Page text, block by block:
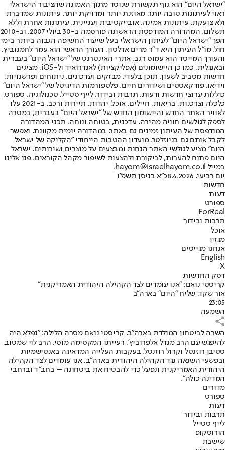
"ישראל היום" הוא גוף תקשורת שנוסד מתוך האמונה שהציבור הישראלי
ראוי לעיתונות טובה יותר, מאוזנת יותר ומדויקת יותר. עיתונות שמדברת
ולא צועקת. עיתונות אמינה, אובייקטיבית ועניינית. עיתונות אחרת וללא
תשלום. המהדורה המודפסת הראשונה פורסמה ב-30 ביולי 2007, וב-2010
הפך "ישראל היום" לעיתון הישראלי בעל שיעור החשיפה הגבוה ביותר בימי
חול. מו"ל העיתון היא ד"ר מרים אדלסון. העורך הראשי הוא עמר לחמנוביץ,
והעורך המייסד הוא עמוס רגב. אתרי האינטרנט של "ישראל היום" בעברית
ובאנגלית, כמו כן היישומונים (אפליקציות) לאנדרואיד ול-iOS, מציגים
חדשות מסביב לשעון, תוכן בלעדי, מבזקים ועדכונים, ניתוחים ופרשנויות,
וידיאו, פודקאסטים ושידורים חיים. פלטפורמות הדיגיטל של "ישראל היום"
כוללות ערוצי חדשות ודעות, תרבות ובידור, לייף סטייל, טכנולוגיה, ספורט,
כלכלה וצרכנות, בריאות, חיילים, אוכל, יהדות, תיירות ורכב. ב-2021 עלו
לאוויר האתר החדש והיישומון החדש של "ישראל היום" בעברית, במטרה
לספק לגולשים חוויה מהירה, עדכנית, בטוחה ונוחה. תכני המהדורה
המודפסת של העיתון זמינים גם באתר, במהדורה יומית מקוונת, ואפשר
לקבל אותם גם בניוזלטר. מועדון ההטבות הייחודי "הקליקה של ישראל
היום" מציע לגולשי האתר הנחות ומבצעים על מוצרים ושירותים. ישראל
היום פתוח להערות, לביקורת ולהצעות לשיפור מקהל הקוראים. פנו אלינו
במייל hayom@israelhayom.co.il.
יום רביעי, 8.4.2026
כ"א בניסן תשפ"ו
חדשות
דעות
ספורט
ForReal
תרבות ובידור
אוכל
מגזין
אנחנו מגייסים
English
X
דסק החדשות
קריסטי נואם: "אנו עומדים לצד הקהילה היהודית האמריקנית"
אור שקד, שליח "היום" בארה"ב
23:05
השמעה
השרה לביטחון המולדת בארה"ב, קריסטי נואם מסרה הלילה: "נפלא היה
להיפגש עם הרב מנדל אלפרוביץ’, רעייתו המקסימה מוסי, הרב לוי שמטוב,
סטיבן רוזנטל וקרול רוזנטל. בעקבות העלייה המדאיגה באנטישמיות
ובפשעי השנאה נגד הקהילה היהודית בארה”ב, אנו עומדים לצד הקהילה
היהודית האמריקנית ונפעל כדי להבטיח את ביטחונה – בחב”ד וברחבי
המדינה כולה".
מדורים
ספורט
דעות
תרבות ובידור
לייף סטייל
הורוסקופ
שישבת